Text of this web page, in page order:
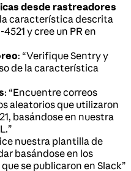
desde rastreadores
la característica descrita
y cree un PR en
: “Verifique Sentry y
de la característica
: “Encuentre correos
aleatorios que utilizaron
basándose en nuestra
nuestra plantilla de
basándose en los
se publicaron en Slack”